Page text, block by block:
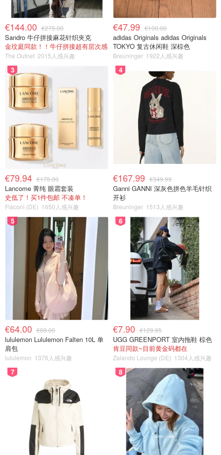
€144.00 €275.00
Sandro 牛仔拼接麻花针织夹克
金玟庭同款！！牛仔拼接超有层次感
The Outnet 2015人感兴趣
€47.99 €100.00
adidas Originals adidas Originals
TOKYO 复古休闲鞋 深棕色
Breuninger 1922人感兴趣
3
€79.94 €175.00
Lancome 菁纯 眼霜套装
史低了！买1件包邮 不凑单！
Flaconi (DE) 1650人感兴趣
4
€167.99 €349.99
Ganni GANNI 深灰色拼色羊毛针织
开衫
Breuninger 1513人感兴趣
5
€64.00 €88.00
lululemon Lululemon Falten 10L 单
肩包
lululemon 1376人感兴趣
6
€7.90 €129.95
UGG GREENPORT 室内拖鞋 棕色
肯豆同款~目前黄金码都在
Zalando Lounge (DE) 1304人感兴趣
7 8